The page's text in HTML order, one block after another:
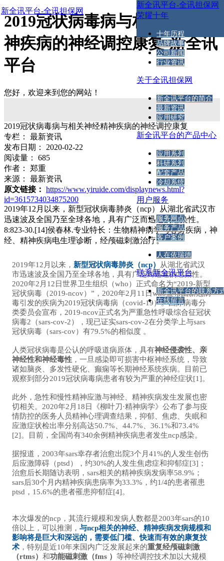
2019冠状病毒病与相关神经精
神疾病的神经调控康复-新全讯
平台
新全讯平台-全讯担保网
新全讯平台-全讯担保网
荣耀十年
十年历程
品牌故事
公司新闻
行业资讯
关于全讯担保网
新全讯平台的简介
最新资讯
应用研究
新全讯平台的产品中心
应用系列
科研系列
配套产品
冷却系统
用户服务
服务网点
服务产品
客户案例
人在依瑞德
联系新全讯平台
新全讯平台的联系方
在线留言
您好，欢迎来到您的网站！
2019冠状病毒病与相关神经精神疾病的神经调控康复
专栏：
最新资讯
发布日期：
2020-02-22
阅读量：
685
作者：
郑重
来源：
最新资讯
原文链接： https://www.yiruide.com/displaynews.html?
id=3615734034875200
2019年12月以来，新型冠状病毒肺炎（ncp）从湖北省武汉市
迅速波及全国乃至全球各地，具有广泛而迅速的感染性。
8:823-30.[14]侯春林.专业特长：生物精神病学与心身疾病，神
经、精神疾病电生理诊断，经颅磁刺激治疗。
2019年12月以来， 新型冠状病毒肺炎（ncp）
从湖北省武汉
市迅速波及全国乃至全球各地，具有广泛而迅速的感染性。
2020年2月12日世界卫生组织（who）正式命名为“2019-新型
冠状病毒（2019-ncov）”，2020年2月11日who宣布由新冠病
毒引发的疾病为2019冠状病毒病（covid-19）。国际病毒分
类委员会宣布，2019-ncov正式名为严重急性呼吸综合征冠状
病毒2（sars-cov-2），现已证实sars-cov-2在分类学上与sars
冠状病毒（sars-cov）有79.5%的相似度 。
人类冠状病毒是公认的呼吸道病原体，具有神经侵袭性、亲
神经性和神经毒性 ，一旦感染即可损害中枢神经系统，导致
诸如脑炎、多发性硬化、癫痫等长期神经系统疾病。目前已
观察到部分2019冠状病毒病患者有较为严重的神经症状[1]。
此外，急性和慢性精神应激与神经、精神疾病发生发展也密
切相关。2020年2月18日《柳叶刀·精神病学》公布了参与疫
情防控的医务人员精神心理调查结果，抑郁、焦虑、失眠和
应激症状检出率分别高达50.7%、44.7%、36.1%和73.4%
[2]。目前，全国尚有340余例精神疾病患者发生ncp感染。
据报道，2003年sars幸存者治愈出院3个月41%的人发生创伤
后应激障碍（ptsd），约30%的人发生焦虑症和抑郁症[3]；
治愈后长期随访表明，sars相关的精神疾病发病率58.9%；
sars后30个月内精神疾病患病率为33.3%，约1/4的患者罹患
ptsd，15.6%的患者罹患抑郁症[4]。
本次爆发的ncp，其流行规模和发病人数都是2003年sars的10
倍以上，可以推测， 与ncp相关的神经、精神疾病发病规模和
影响将是巨大和深远的，需要低门槛、快速而有效的康复技
术 ，特别是近10年来国内广泛发展起来的重复经颅磁刺激
（rtms） 和功能磁刺激（fms ） 等神经调控技术加以大规模